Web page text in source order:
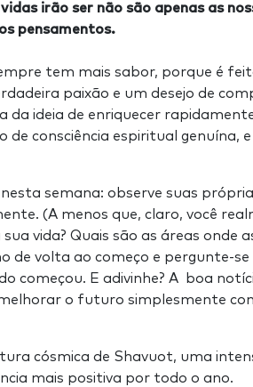
irão ser não são apenas as
pensamentos.
tem mais sabor, porque é
paixão e um desejo de
da ideia de enriquecer
de consciência espiritual genuína,
semana: observe suas
(A menos que, claro, você
vida? Quais são as áreas onde
de volta ao começo e pergunte-se
começou. E adivinhe? A boa
o futuro simplesmente
cósmica de Shavuot, uma
mais positiva por todo o ano.